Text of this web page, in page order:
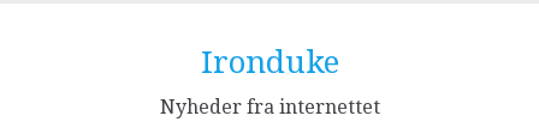
Ironduke
Nyheder fra internettet